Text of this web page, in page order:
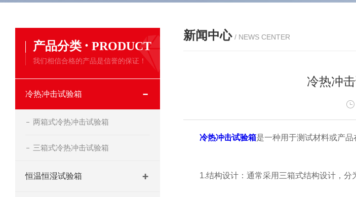
产品分类 · PRODUCT
我们相信合格的产品是信誉的保证！
冷热冲击试验箱
两箱式冷热冲击试验箱
三箱式冷热冲击试验箱
恒温恒湿试验箱
新闻中心 / NEWS CENTER
冷热冲
冷热冲击试验箱是一种用于测试材料或产品
1.结构设计：通常采用三箱式结构设计，分